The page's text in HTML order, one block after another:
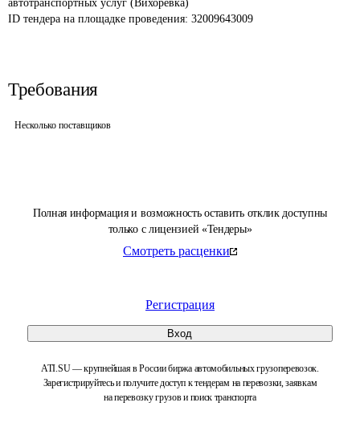
Полная информация и возможность оставить отклик доступны
только с лицензией «Тендеры»
Смотреть расценки
Регистрация
Вход
ATI.SU — крупнейшая в России биржа автомобильных грузоперевозок.
Зарегистрируйтесь и получите доступ к тендерам на перевозки, заявкам
на перевозку грузов и поиск транспорта
автотранспортных услуг (Вихоревка)
ID тендера на площадке проведения: 32009643009
Требования
Несколько поставщиков